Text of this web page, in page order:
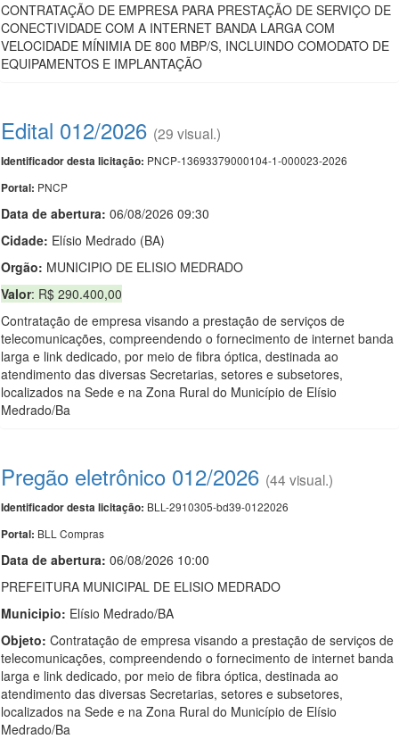
CONTRATAÇÃO DE EMPRESA PARA PRESTAÇÃO DE SERVIÇO DE
CONECTIVIDADE COM A INTERNET BANDA LARGA COM
VELOCIDADE MÍNIMIA DE 800 MBP/S, INCLUINDO COMODATO DE
EQUIPAMENTOS E IMPLANTAÇÃO
Edital 012/2026 (29 visual.)
Identificador desta licitação: PNCP-13693379000104-1-000023-2026
Portal: PNCP
Data de abertura: 06/08/2026 09:30
Cidade: Elísio Medrado (BA)
Orgão: MUNICIPIO DE ELISIO MEDRADO
Valor: R$ 290.400,00
Contratação de empresa visando a prestação de serviços de
telecomunicações, compreendendo o fornecimento de internet banda
larga e link dedicado, por meio de fibra óptica, destinada ao
atendimento das diversas Secretarias, setores e subsetores,
localizados na Sede e na Zona Rural do Município de Elísio
Medrado/Ba
Pregão eletrônico 012/2026 (44 visual.)
Identificador desta licitação: BLL-2910305-bd39-0122026
Portal: BLL Compras
Data de abertura: 06/08/2026 10:00
PREFEITURA MUNICIPAL DE ELISIO MEDRADO
Municipio: Elísio Medrado/BA
Objeto: Contratação de empresa visando a prestação de serviços de
telecomunicações, compreendendo o fornecimento de internet banda
larga e link dedicado, por meio de fibra óptica, destinada ao
atendimento das diversas Secretarias, setores e subsetores,
localizados na Sede e na Zona Rural do Município de Elísio
Medrado/Ba